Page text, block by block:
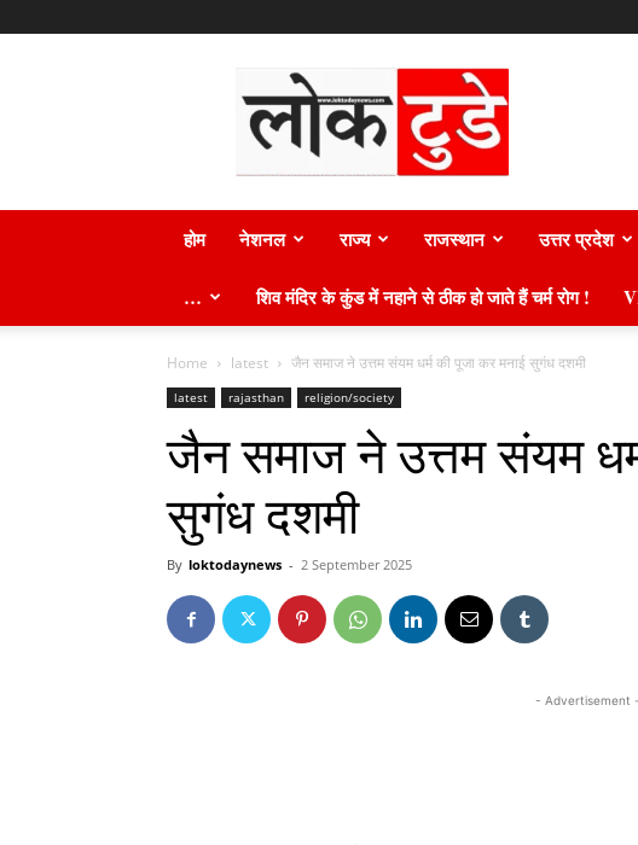
टुडे
न्यूज़
होम नेशनल राज्य राजस्थान उत्तर प्रदेश
… शिव मंदिर के कुंड में नहाने से ठीक हो जाते हैं चर्म रोग !
Home latest जैन समाज ने उत्तम संयम धर्म की पूजा कर मनाई सुगंध दशमी
latest rajasthan religion/society
जैन समाज ने उत्तम संयम
सुगंध दशमी
By loktodaynews - 2 September 2025
- Advertisement -